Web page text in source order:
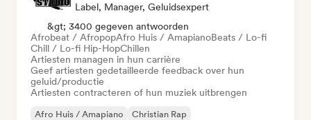
Label, Manager, Geluidsexpert
&gt; 3400 gegeven antwoorden
Afrobeat / AfropopAfro Huis / AmapianoBeats / Lo-fi
Chill / Lo-fi Hip-HopChillen
Artiesten managen in hun carrière
Geef artiesten gedetailleerde feedback over hun
geluid/productie
Artiesten contracteren of hun muziek uitbrengen
Afro Huis / Amapiano
Christian Rap